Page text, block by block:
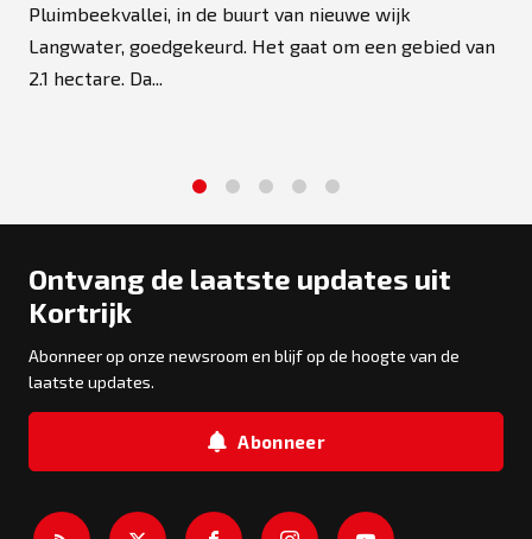
Pluimbeekvallei, in de buurt van nieuwe wijk
Langwater, goedgekeurd. Het gaat om een gebied van
2.1 hectare. Da...
Ontvang de laatste updates uit
Kortrijk
Abonneer op onze newsroom en blijf op de hoogte van de
laatste updates.
Abonneer